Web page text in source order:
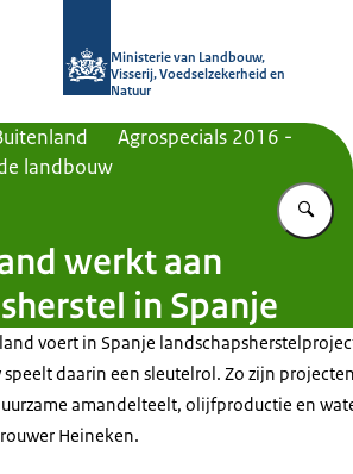
Ministerie van Landbouw,
Visserij, Voedselzekerheid en
Natuur
Agrospecials 2016 -
landbouw
werkt aan
in Spanje
voert in Spanje
daarin een sleutelrol. Zo zijn
amandelteelt, olijfproductie en
Heineken.